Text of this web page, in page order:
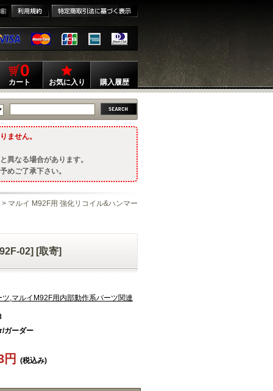
0
カート お気に入り 購入履歴
ません。
異なる場合があります。
めご了承下さい。
> マルイ M92F用 強化リコイル&ハンマー
02] [取寄]
,マルイM92F用内部動作系パーツ関連
ガーダー
円
(税込み)